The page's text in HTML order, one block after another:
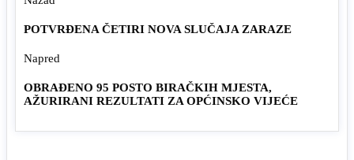
POTVRĐENA ČETIRI NOVA SLUČAJA ZARAZE
Napred
OBRAĐENO 95 POSTO BIRAČKIH MJESTA,
AŽURIRANI REZULTATI ZA OPĆINSKO VIJEĆE